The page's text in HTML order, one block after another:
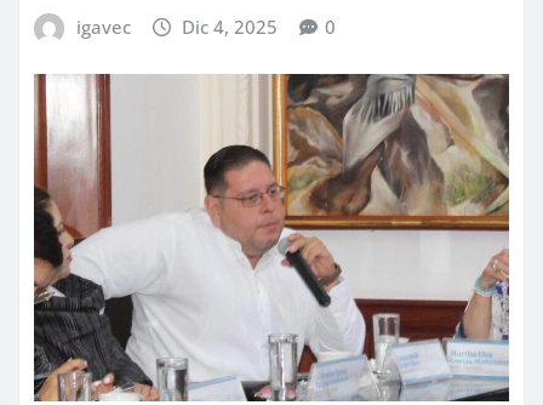
igavec Dic 4, 2025 0